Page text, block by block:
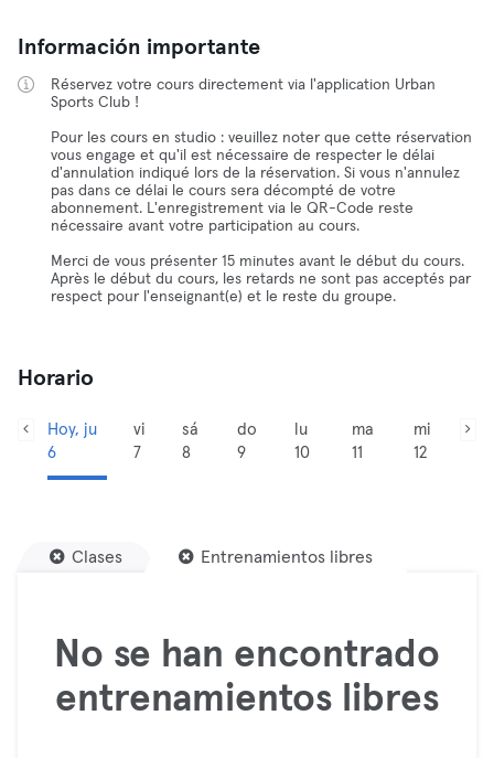
Información importante
Réservez votre cours directement via l'application Urban
Sports Club !
Pour les cours en studio : veuillez noter que cette réservation
vous engage et qu'il est nécessaire de respecter le délai
d'annulation indiqué lors de la réservation. Si vous n'annulez
pas dans ce délai le cours sera décompté de votre
abonnement. L'enregistrement via le QR-Code reste
nécessaire avant votre participation au cours.
Merci de vous présenter 15 minutes avant le début du cours.
Après le début du cours, les retards ne sont pas acceptés par
respect pour l'enseignant(e) et le reste du groupe.
Horario
Hoy, ju
6
vi
7
sá
8
do
9
lu
10
ma
11
mi
12
Clases Entrenamientos libres
No se han encontrado
entrenamientos libres